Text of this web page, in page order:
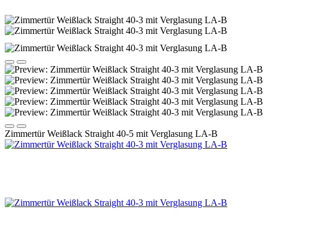
Zimmertür Weißlack Straight 40-5 mit Verglasung LA-B